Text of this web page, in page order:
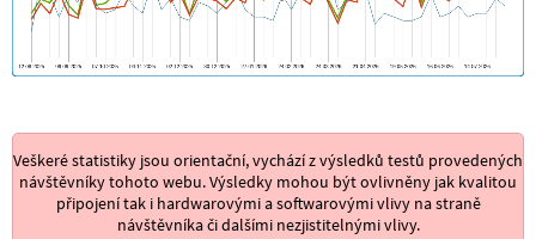
Veškeré statistiky jsou orientační, vychází z výsledků testů provedených
návštěvníky tohoto webu. Výsledky mohou být ovlivněny jak kvalitou
připojení tak i hardwarovými a softwarovými vlivy na straně
návštěvníka či dalšími nezjistitelnými vlivy.